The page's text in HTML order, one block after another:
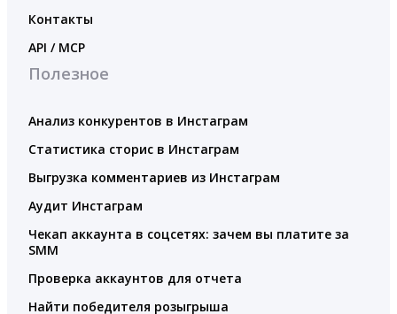
Контакты
API / MCP
Полезное
Анализ конкурентов в Инстаграм
Статистика сторис в Инстаграм
Выгрузка комментариев из Инстаграм
Аудит Инстаграм
Чекап аккаунта в соцсетях: зачем вы платите за
SMM
Проверка аккаунтов для отчета
Найти победителя розыгрыша